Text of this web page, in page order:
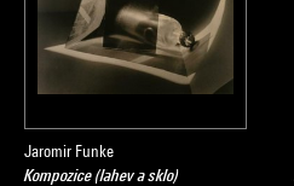
Jaromir Funke
Kompozice (lahev a sklo)